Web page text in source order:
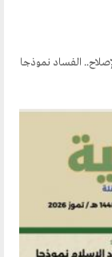
الفساد نموذجا